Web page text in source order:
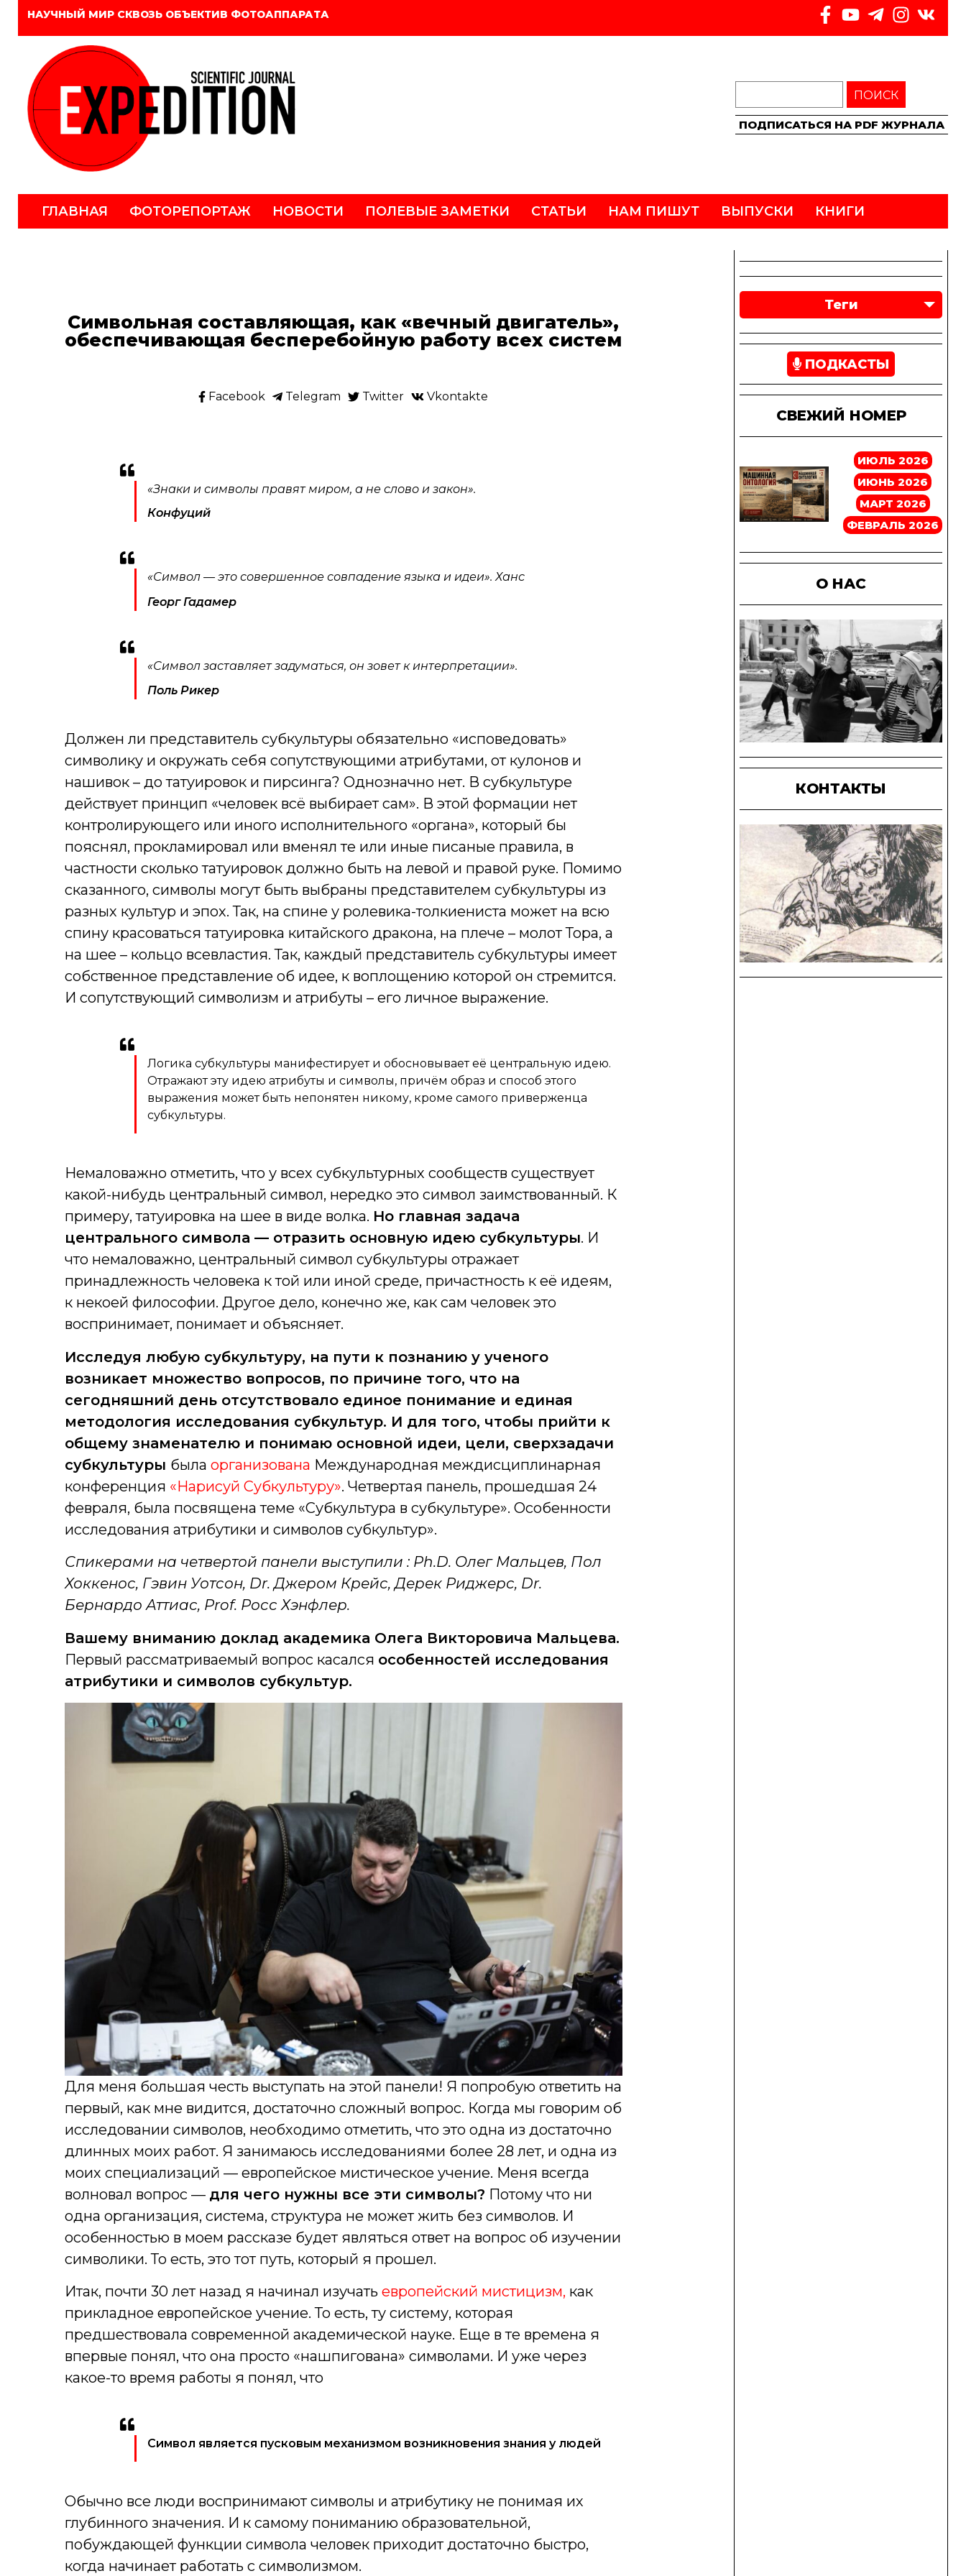
НАУЧНЫЙ МИР СКВОЗЬ ОБЪЕКТИВ ФОТОАППАРАТА
ПОИСК
ПОДПИСАТЬСЯ НА PDF ЖУРНАЛА
ГЛАВНАЯ ФОТОРЕПОРТАЖ НОВОСТИ ПОЛЕВЫЕ ЗАМЕТКИ СТАТЬИ НАМ ПИШУТ ВЫПУСКИ КНИГИ
Символьная составляющая, как «вечный двигатель»,
обеспечивающая бесперебойную работу всех систем
Facebook Telegram Twitter Vkontakte
«Знаки и символы правят миром, а не слово и закон».
Конфуций
«Символ — это совершенное совпадение языка и идеи». Ханс
Георг Гадамер
«Символ заставляет задуматься, он зовет к интерпретации».
Поль Рикер
Должен ли представитель субкультуры обязательно «исповедовать»
символику и окружать себя сопутствующими атрибутами, от кулонов и
нашивок – до татуировок и пирсинга? Однозначно нет. В субкультуре
действует принцип «человек всё выбирает сам». В этой формации нет
контролирующего или иного исполнительного «органа», который бы
пояснял, прокламировал или вменял те или иные писаные правила, в
частности сколько татуировок должно быть на левой и правой руке. Помимо
сказанного, символы могут быть выбраны представителем субкультуры из
разных культур и эпох. Так, на спине у ролевика-толкиениста может на всю
спину красоваться татуировка китайского дракона, на плече – молот Тора, а
на шее – кольцо всевластия. Так, каждый представитель субкультуры имеет
собственное представление об идее, к воплощению которой он стремится.
И сопутствующий символизм и атрибуты – его личное выражение.
Логика субкультуры манифестирует и обосновывает её центральную идею.
Отражают эту идею атрибуты и символы, причём образ и способ этого
выражения может быть непонятен никому, кроме самого приверженца
субкультуры.
Немаловажно отметить, что у всех субкультурных сообществ существует
какой-нибудь центральный символ, нередко это символ заимствованный. К
примеру, татуировка на шее в виде волка. Но главная задача
центрального символа — отразить основную идею субкультуры. И
что немаловажно, центральный символ субкультуры отражает
принадлежность человека к той или иной среде, причастность к её идеям,
к некоей философии. Другое дело, конечно же, как сам человек это
воспринимает, понимает и объясняет.
Исследуя любую субкультуру, на пути к познанию у ученого
возникает множество вопросов, по причине того, что на
сегодняшний день отсутствовало единое понимание и единая
методология исследования субкультур. И для того, чтобы прийти к
общему знаменателю и понимаю основной идеи, цели, сверхзадачи
субкультуры была организована Международная междисциплинарная
конференция «Нарисуй Субкультуру». Четвертая панель, прошедшая 24
февраля, была посвящена теме «Субкультура в субкультуре». Особенности
исследования атрибутики и символов субкультур».
Спикерами на четвертой панели выступили : Ph.D. Олег Мальцев, Пол
Хоккенос, Гэвин Уотсон, Dr. Джером Крейс, Дерек Риджерс, Dr.
Бернардо Аттиас, Prof. Росс Хэнфлер.
Вашему вниманию доклад академика Олега Викторовича Мальцева.
Первый рассматриваемый вопрос касался особенностей исследования
атрибутики и символов субкультур.
Для меня большая честь выступать на этой панели! Я попробую ответить на
первый, как мне видится, достаточно сложный вопрос. Когда мы говорим об
исследовании символов, необходимо отметить, что это одна из достаточно
длинных моих работ. Я занимаюсь исследованиями более 28 лет, и одна из
моих специализаций — европейское мистическое учение. Меня всегда
волновал вопрос — для чего нужны все эти символы? Потому что ни
одна организация, система, структура не может жить без символов. И
особенностью в моем рассказе будет являться ответ на вопрос об изучении
символики. То есть, это тот путь, который я прошел.
Итак, почти 30 лет назад я начинал изучать европейский мистицизм, как
прикладное европейское учение. То есть, ту систему, которая
предшествовала современной академической науке. Еще в те времена я
впервые понял, что она просто «нашпигована» символами. И уже через
какое-то время работы я понял, что
Символ является пусковым механизмом возникновения знания у людей
Обычно все люди воспринимают символы и атрибутику не понимая их
глубинного значения. И к самому пониманию образовательной,
побуждающей функции символа человек приходит достаточно быстро,
когда начинает работать с символизмом.
Теги
ПОДКАСТЫ
СВЕЖИЙ НОМЕР
ИЮЛЬ 2026
ИЮНЬ 2026
МАРТ 2026
ФЕВРАЛЬ 2026
О НАС
КОНТАКТЫ